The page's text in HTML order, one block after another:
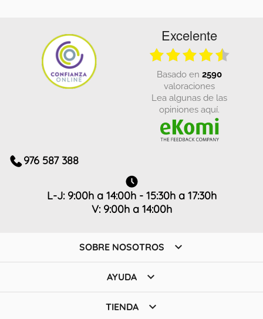
Excelente
basado en 2590
valoraciones
Lea algunas de las
opiniones aquí.
976 587 388
L-J: 9:00h a 14:00h - 15:30h a 17:30h
V: 9:00h a 14:00h
SOBRE NOSOTROS 
AYUDA 
TIENDA 